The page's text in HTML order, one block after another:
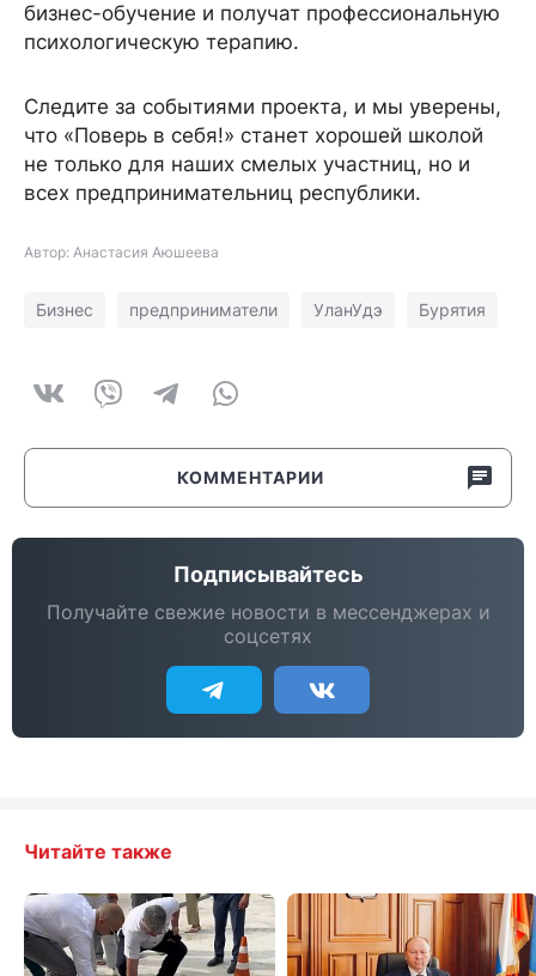
бизнес-обучение и получат профессиональную
психологическую терапию.
Следите за событиями проекта, и мы уверены,
что «Поверь в себя!» станет хорошей школой
не только для наших смелых участниц, но и
всех предпринимательниц республики.
Автор: Анастасия Аюшеева
Бизнес предприниматели УланУдэ Бурятия
КОММЕНТАРИИ
Подписывайтесь
Получайте свежие новости в мессенджерах и
соцсетях
Читайте также